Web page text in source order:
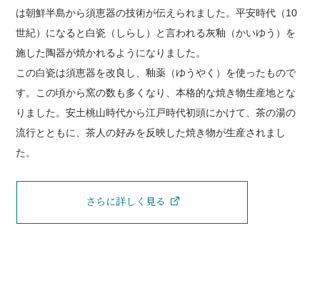
は朝鮮半島から須恵器の技術が伝えられました。平安時代（10
世紀）になると白瓷（しらし）と言われる灰釉（かいゆう）を
施した陶器が焼かれるようになりました。
この白瓷は須恵器を改良し、釉薬（ゆうやく）を使ったもので
す。この頃から窯の数も多くなり、本格的な焼き物生産地とな
りました。安土桃山時代から江戸時代初頭にかけて、茶の湯の
流行とともに、茶人の好みを反映した焼き物が生産されまし
た。
さらに詳しく見る